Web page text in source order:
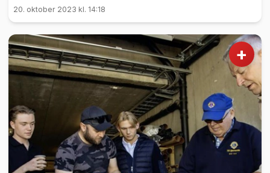
20. oktober 2023 kl. 14:18
+